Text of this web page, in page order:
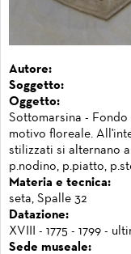
Autore:
Soggetto:
Oggetto:
Sottomarsina - Fondo
motivo floreale.
stilizzati si alternano
p.nodino, p.piatto,
Materia e tecnica:
seta, Spalle 32
Datazione:
XVIII - 1775 - 1799 -
Sede museale: